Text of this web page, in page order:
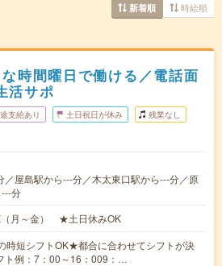
新着順 時給順
時間曜日で働ける／電話面
活サポ
支給あり 土日祝日が休み 残業なし
／屋島駅から---分／木太東口駅から---分／原
分
（月～金） ★土日休みOK
時短シフトOK★都合に合わせてシフトが決
ト例：7：00～16：009：…